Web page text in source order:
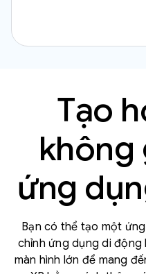
Tạo
không
ứng
Bạn có thể tạo một
chỉnh ứng dụng di
màn hình lớn để mang